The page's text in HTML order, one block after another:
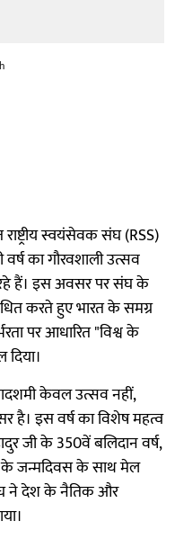
स्वयंसेवक संघ (RSS)
का गौरवशाली उत्सव
रहे हैं। इस अवसर पर संघ के
करते हुए भारत के समग्र
पर आधारित "विश्व के
केवल उत्सव नहीं,
है। इस वर्ष का विशेष महत्व
जी के 350वें बलिदान वर्ष,
के जन्मदिवस के साथ मेल
ने देश के नैतिक और